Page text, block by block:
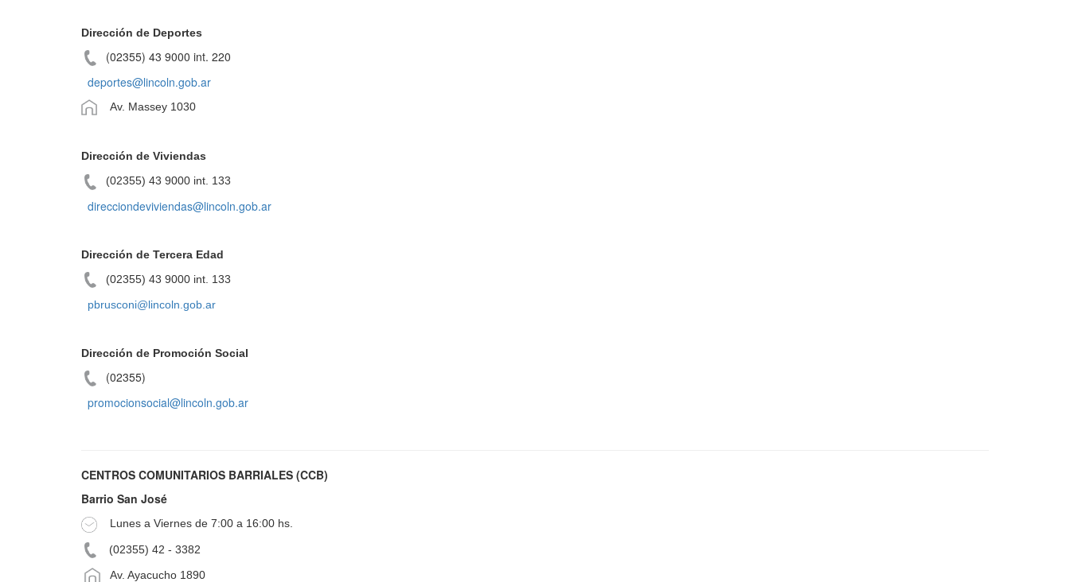
Dirección de Deportes
(02355) 43 9000 int. 220
deportes@lincoln.gob.ar
Av. Massey 1030
Dirección de Viviendas
(02355) 43 9000 int. 133
direcciondeviviendas@lincoln.gob.ar
Dirección de Tercera Edad
(02355) 43 9000 int. 133
pbrusconi@lincoln.gob.ar
Dirección de Promoción Social
(02355)
promocionsocial@lincoln.gob.ar
CENTROS COMUNITARIOS BARRIALES (CCB)
Barrio San José
Lunes a Viernes de 7:00 a 16:00 hs.
(02355) 42 - 3382
Av. Ayacucho 1890